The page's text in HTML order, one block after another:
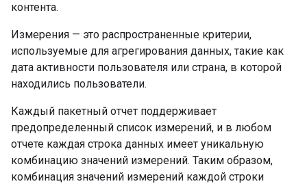
контента.
Измерения — это распространенные критерии,
используемые для агрегирования данных, такие как
дата активности пользователя или страна, в которой
находились пользователи.
Каждый пакетный отчет поддерживает
предопределенный список измерений, и в любом
отчете каждая строка данных имеет уникальную
комбинацию значений измерений. Таким образом,
комбинация значений измерений каждой строки